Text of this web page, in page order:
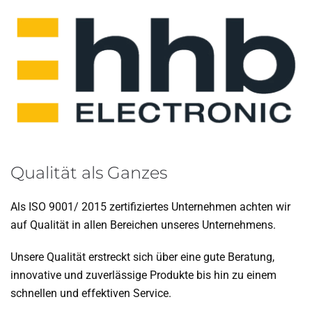
Qualität als Ganzes
Als ISO 9001/ 2015 zertifiziertes Unternehmen achten wir
auf Qualität in allen Bereichen unseres Unternehmens.
Unsere Qualität erstreckt sich über eine gute Beratung,
innovative und zuverlässige Produkte bis hin zu einem
schnellen und effektiven Service.